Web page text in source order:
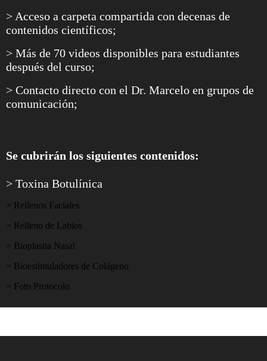
> Acceso a carpeta compartida con decenas de
contenidos científicos;
> Más de 70 videos disponibles para estudiantes
después del curso;
> Contacto directo con el Dr. Marcelo en grupos de
comunicación;
Se cubrirán los siguientes contenidos:
> Toxina Botulínica
> Rellenos Faciales
> Relleno de Labios
> Bioplastia Nasal
> Bioestimuladores de Colágeno
> Foto Protocolo